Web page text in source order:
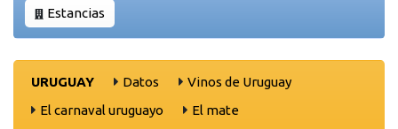
Estancias
URUGUAY Datos
Vinos de Uruguay
El carnaval uruguayo
El mate